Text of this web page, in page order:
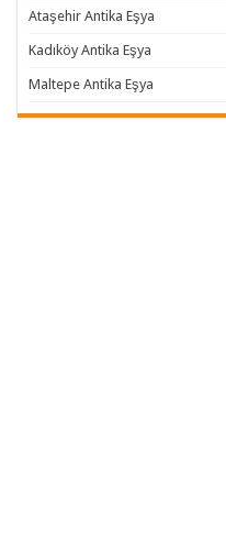
Ataşehir Antika Eşya
Kadıköy Antika Eşya
Maltepe Antika Eşya